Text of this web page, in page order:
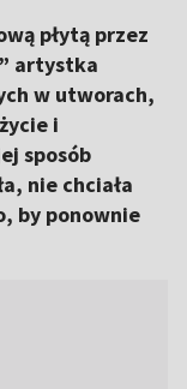
płytą przez
artystka
w utworach,
i
sposób
nie chciała
by ponownie